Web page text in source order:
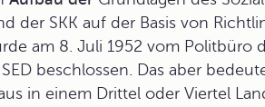
der SKK auf der Basis von
am 8. Juli 1952 vom Politbüro
beschlossen. Das aber
in einem Drittel oder Viertel